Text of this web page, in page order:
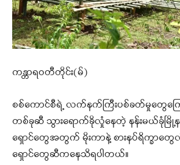
ကန္တာရဝတီတိုင်း(မ်)
စစ်ကောင်စီရဲ့ လက်နက်ကြီးပစ်ခတ်မှုတွေကြေ
တစ်ခုဆီ သွားရောက်ခိုလှုံနေတဲ့ နန်းမယ်ခုံမ
ရှောင်တွေအတွက် မိုးကာနဲ့ စားနပ်ရိက္ခာ
ရှောင်တွေဆီကနေသိရပါတယ်။